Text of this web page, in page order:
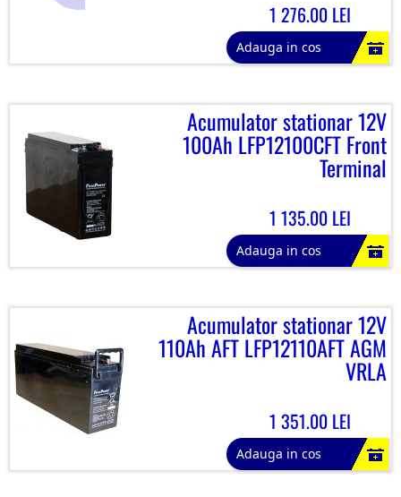
1 276.00 LEI
Adauga in cos
Acumulator stationar 12V
100Ah LFP12100CFT Front
Terminal
1 135.00 LEI
Adauga in cos
Acumulator stationar 12V
110Ah AFT LFP12110AFT AGM
VRLA
1 351.00 LEI
Adauga in cos